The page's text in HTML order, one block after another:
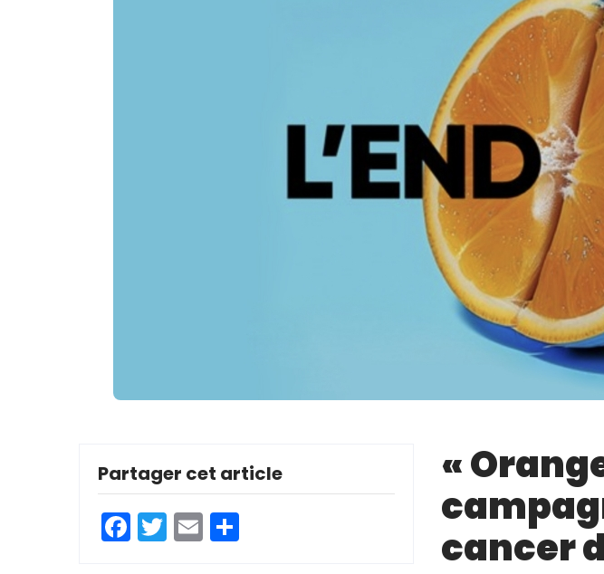
Partager cet article
Facebook
Twitter
Email
«
cancer